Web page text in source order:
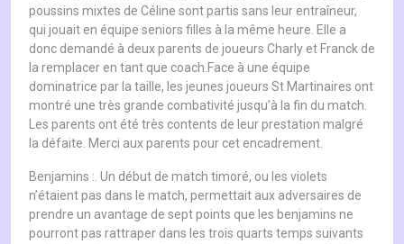
poussins mixtes de Céline sont partis sans leur entraîneur,
qui jouait en équipe seniors filles à la même heure. Elle a
donc demandé à deux parents de joueurs Charly et Franck de
la remplacer en tant que coach.Face à une équipe
dominatrice par la taille, les jeunes joueurs St Martinaires ont
montré une très grande combativité jusqu’à la fin du match.
Les parents ont été très contents de leur prestation malgré
la défaite. Merci aux parents pour cet encadrement.
Benjamins :. Un début de match timoré, ou les violets
n’étaient pas dans le match, permettait aux adversaires de
prendre un avantage de sept points que les benjamins ne
pourront pas rattraper dans les trois quarts temps suivants